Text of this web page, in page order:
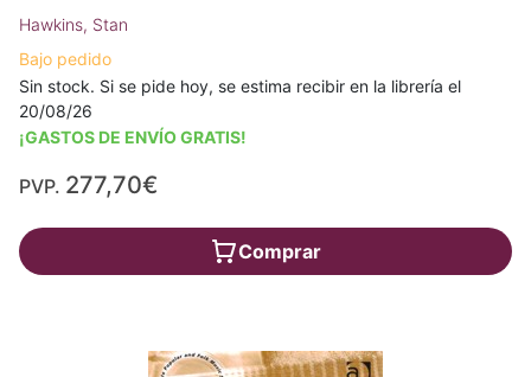
Hawkins, Stan
Bajo pedido
Sin stock. Si se pide hoy, se estima recibir en la librería el
20/08/26
¡GASTOS DE ENVÍO GRATIS!
PVP. 277,70€
Comprar